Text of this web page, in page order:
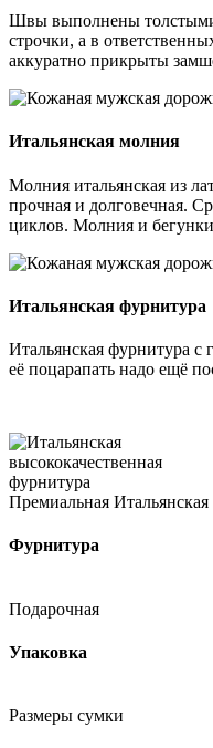
Швы выполнены
строчки, а в
аккуратно прикрыты
Итальянская молния
Молния итальянская из
прочная и долговечная.
циклов. Молния и бегунки
Итальянская фурнитура
Итальянская фурнитура с
её поцарапать надо ещё
Премиальная Итальянская
Фурнитура
Подарочная
Упаковка
Размеры сумки